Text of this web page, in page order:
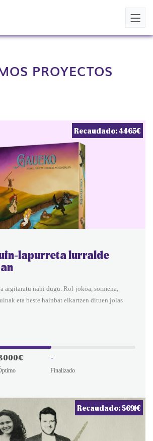
PROYECTOS
Recaudado: 4465€
lapurreta lurralde
argitaratu nahi dugu. Rol-jokoa, sormena,
eta beste hainbat elkartzen dituen jolas
-
Finalizado
Recaudado: 5691€